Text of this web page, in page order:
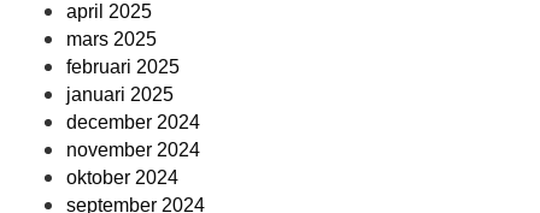
april 2025
mars 2025
februari 2025
januari 2025
december 2024
november 2024
oktober 2024
september 2024